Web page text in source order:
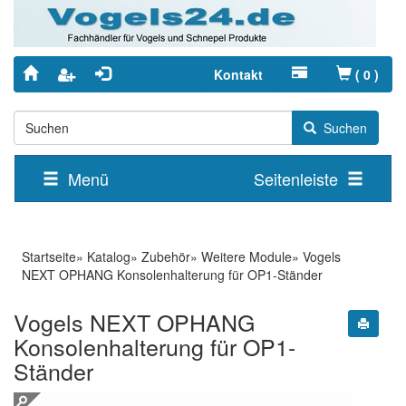
Kontakt ( 0 )
Suchen
Menü Seitenleiste
Startseite» Katalog» Zubehör» Weitere Module» Vogels
NEXT OPHANG Konsolenhalterung für OP1-Ständer
Vogels NEXT OPHANG
Konsolenhalterung für OP1-
Ständer